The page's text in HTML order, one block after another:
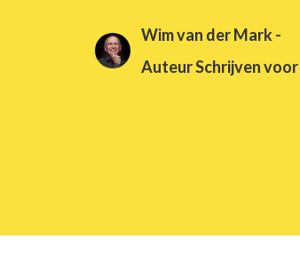
Wim van der Mark -
Auteur Schrijven